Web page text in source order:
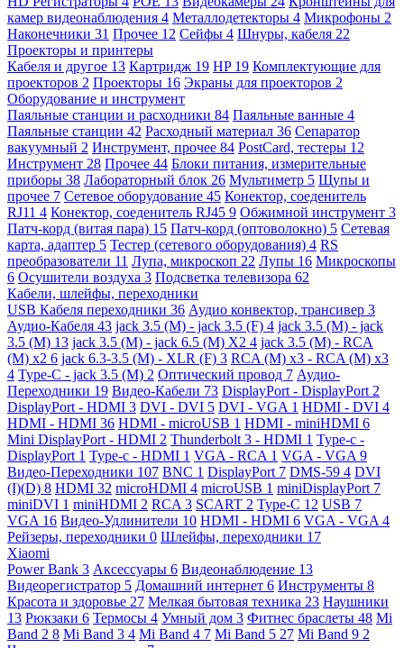
камер видеонаблюдения 4 Металлодетекторы 4 Микрофоны 2
Наконечники 31 Прочее 12 Сейфы 4 Шнуры, кабеля 22
Проекторы и принтеры
Кабеля и другое 13 Картридж 19 HP 19 Комплектующие для
проекторов 2 Проекторы 16 Экраны для проекторов 2
Оборудование и инструмент
Паяльные станции и расходники 84 Паяльные ванные 4
Паяльные станции 42 Расходный материал 36 Сепаратор
вакуумный 2 Инструмент, прочее 84 PostCard, тестеры 12
Инструмент 28 Прочее 44 Блоки питания, измерительные
приборы 38 Лабораторный блок 26 Мультиметр 5 Щупы и
прочее 7 Сетевое оборудование 45 Конектор, соеденитель
RJ11 4 Конектор, соеденитель RJ45 9 Обжимной инструмент 3
Патч-корд (витая пара) 15 Патч-корд (оптоволокно) 5 Сетевая
карта, адаптер 5 Тестер (сетевого оборудования) 4 RS
преобразователи 11 Лупа, микроскоп 22 Лупы 16 Микроскопы
6 Осушители воздуха 3 Подсветка телевизора 62
Кабели, шлейфы, переходники
USB Кабеля переходники 36 Аудио конвектор, трансивер 3
Аудио-Кабеля 43 jack 3.5 (M) - jack 3.5 (F) 4 jack 3.5 (M) - jack
3.5 (M) 13 jack 3.5 (M) - jack 6.5 (M) X2 4 jack 3.5 (M) - RCA
(M) x2 6 jack 6.3-3.5 (M) - XLR (F) 3 RCA (M) x3 - RCA (M) x3
4 Type-C - jack 3.5 (M) 2 Оптический провод 7 Аудио-
Переходники 19 Видео-Кабели 73 DisplayPort - DisplayPort 2
DisplayPort - HDMI 3 DVI - DVI 5 DVI - VGA 1 HDMI - DVI 4
HDMI - HDMI 36 HDMI - microUSB 1 HDMI - miniHDMI 6
Mini DisplayPort - HDMI 2 Thunderbolt 3 - HDMI 1 Type-c -
DisplayPort 1 Type-c - HDMI 1 VGA - RCA 1 VGA - VGA 9
Видео-Переходники 107 BNC 1 DisplayPort 7 DMS-59 4 DVI
(I)(D) 8 HDMI 32 microHDMI 4 microUSB 1 miniDisplayPort 7
miniDVI 1 miniHDMI 2 RCA 3 SCART 2 Type-C 12 USB 7
VGA 16 Видео-Удлинители 10 HDMI - HDMI 6 VGA - VGA 4
Рейзеры, переходники 0 Шлейфы, переходники 17
Xiaomi
Power Bank 3 Аксессуары 6 Видеонаблюдение 13
Видеорегистратор 5 Домашний интернет 6 Инструменты 8
Красота и здоровье 27 Мелкая бытовая техника 23 Наушники
13 Рюкзаки 6 Термосы 4 Умный дом 3 Фитнес браслеты 48 Mi
Band 2 8 Mi Band 3 4 Mi Band 4 7 Mi Band 5 27 Mi Band 9 2